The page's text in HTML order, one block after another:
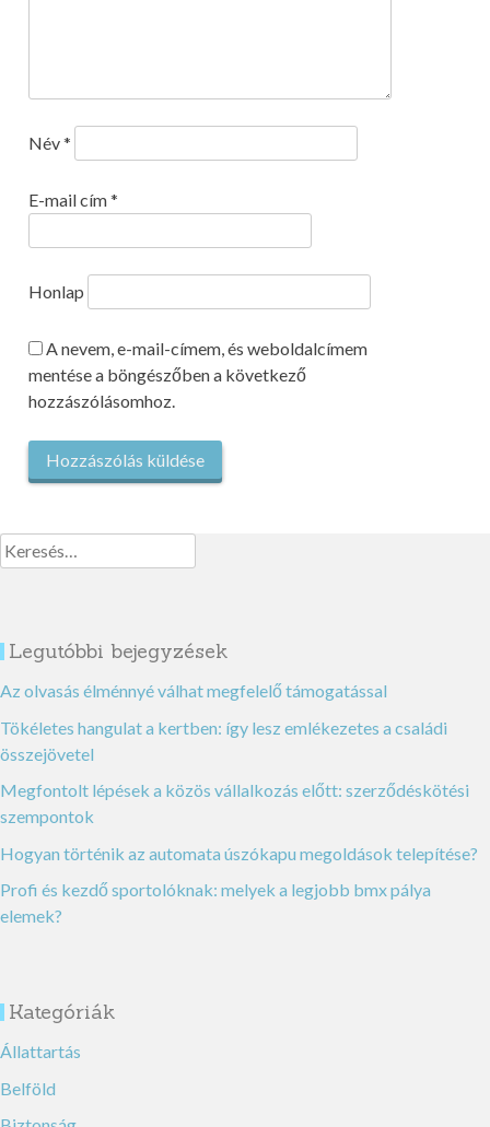
Név*
E-mail cím*
Honlap
A nevem, e-mail-címem, és weboldalcímem
mentése a böngészőben a következő
hozzászólásomhoz.
Keresés:
Legutóbbi bejegyzések
Az olvasás élménnyé válhat megfelelő támogatással
Tökéletes hangulat a kertben: így lesz emlékezetes a családi
összejövetel
Megfontolt lépések a közös vállalkozás előtt: szerződéskötési
szempontok
Hogyan történik az automata úszókapu megoldások telepítése?
Profi és kezdő sportolóknak: melyek a legjobb bmx pálya
elemek?
Kategóriák
Állattartás
Belföld